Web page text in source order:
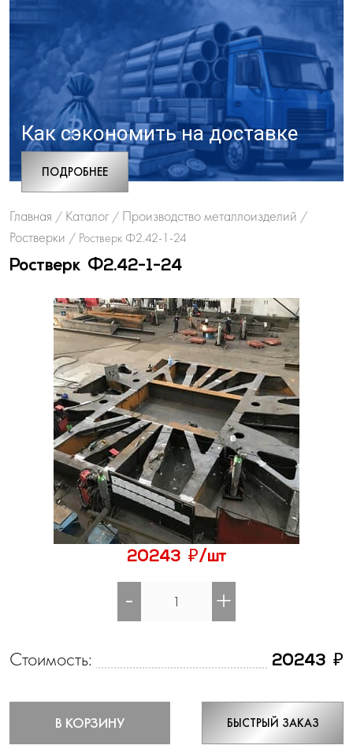
Как сэкономить на доставке
ПОДРОБНЕЕ
Главная / Каталог / Производство металлоизделий /
Ростверки / Ростверк Ф2.42-1-24
Ростверк Ф2.42-1-24
20243 ₽/шт
- +
Стоимость: 20243 ₽
В КОРЗИНУ БЫСТРЫЙ ЗАКАЗ